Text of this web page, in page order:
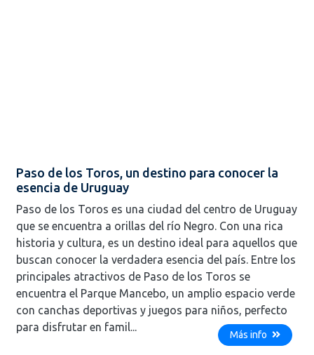
Paso de los Toros, un destino para conocer la
esencia de Uruguay
Paso de los Toros es una ciudad del centro de Uruguay
que se encuentra a orillas del río Negro. Con una rica
historia y cultura, es un destino ideal para aquellos que
buscan conocer la verdadera esencia del país. Entre los
principales atractivos de Paso de los Toros se
encuentra el Parque Mancebo, un amplio espacio verde
con canchas deportivas y juegos para niños, perfecto
para disfrutar en famil...
Más info